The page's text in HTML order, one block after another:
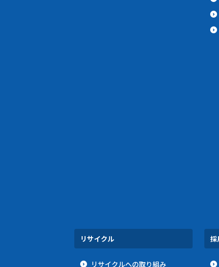
リサイクル
リサイクルへの取り組み
採